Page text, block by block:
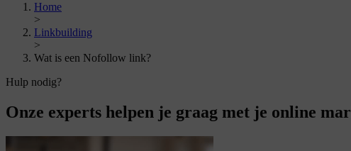
Home
>
Linkbuilding
>
Wat is een Nofollow link?
Hulp nodig?
Onze experts helpen je graag met je online